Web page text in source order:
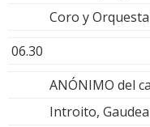
Coro y
06.30
ANÓNIMO del
Introito,